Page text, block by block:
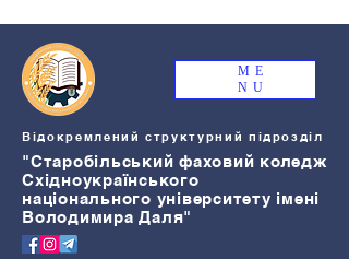
ME
NU
Відокремлений структурний підрозділ
"Старобільський фаховий коледж
Східноукраїнського
національного університету імені
Володимира Даля"